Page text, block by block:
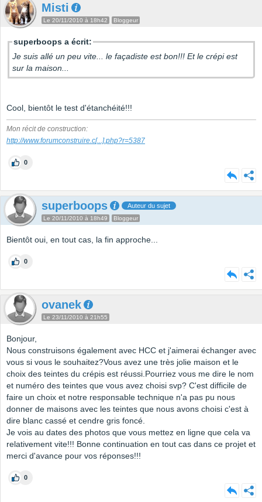
Misti
Le 20/11/2010 à 18h42 Bloggeur
superboops a écrit:
Je suis allé un peu vite... le façadiste est bon!!! Et le crépi est
sur la maison...
Cool, bientôt le test d'étanchéité!!!
Mon récit de construction:
http://www.forumconstruire.c[...].php?r=5387
0
superboops Auteur du sujet
Le 20/11/2010 à 18h49 Bloggeur
Bientôt oui, en tout cas, la fin approche...
0
ovanek
Le 23/11/2010 à 21h55
Bonjour,
Nous construisons également avec HCC et j'aimerai échanger avec
vous si vous le souhaitez?Vous avez une très jolie maison et le
choix des teintes du crépis est réussi.Pourriez vous me dire le nom
et numéro des teintes que vous avez choisi svp? C'est difficile de
faire un choix et notre responsable technique n'a pas pu nous
donner de maisons avec les teintes que nous avons choisi c'est à
dire blanc cassé et cendre gris foncé.
Je vois au dates des photos que vous mettez en ligne que cela va
relativement vite!!! Bonne continuation en tout cas dans ce projet et
merci d'avance pour vos réponses!!!
0